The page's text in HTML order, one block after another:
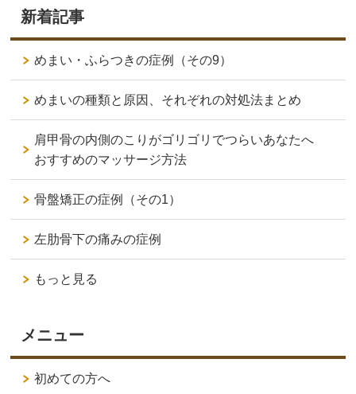
新着記事
めまい・ふらつきの症例（その9）
めまいの種類と原因、それぞれの対処法まとめ
肩甲骨の内側のこりがゴリゴリでつらいあなたへ
おすすめのマッサージ方法
骨盤矯正の症例（その1）
左肋骨下の痛みの症例
もっと見る
メニュー
初めての方へ